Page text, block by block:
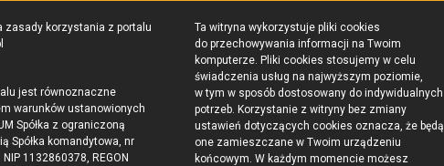
zasady korzystania z portalu
jest równoznaczne
warunków ustanowionych
Spółka z ograniczoną
Spółka komandytowa, nr
NIP 1132860378, REGON
Ta witryna wykorzystuje pliki cookies
do przechowywania informacji na Twoim
komputerze. Pliki cookies stosujemy w celu
świadczenia usług na najwyższym poziomie,
w tym w sposób dostosowany do indywidualnych
potrzeb. Korzystanie z witryny bez zmiany
ustawień dotyczących cookies oznacza, że będą
one zamieszczane w Twoim urządzeniu
końcowym. W każdym momencie możesz